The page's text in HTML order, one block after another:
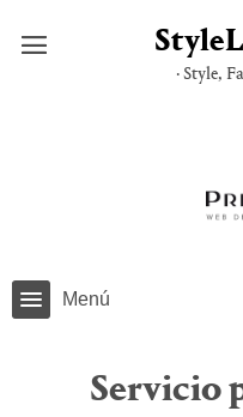
· Style,
Menú
Servicio